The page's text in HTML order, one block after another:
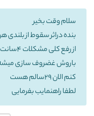
سلام وقت بخیر
باروش غضروف سازی
کنم الان 29سالم هست
لطفا راهنمایب بفرمایی